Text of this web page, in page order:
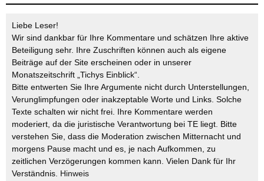
Liebe Leser!
Wir sind dankbar für Ihre Kommentare und schätzen Ihre aktive
Beteiligung sehr. Ihre Zuschriften können auch als eigene
Beiträge auf der Site erscheinen oder in unserer
Monatszeitschrift „Tichys Einblick“.
Bitte entwerten Sie Ihre Argumente nicht durch Unterstellungen,
Verunglimpfungen oder inakzeptable Worte und Links. Solche
Texte schalten wir nicht frei. Ihre Kommentare werden
moderiert, da die juristische Verantwortung bei TE liegt. Bitte
verstehen Sie, dass die Moderation zwischen Mitternacht und
morgens Pause macht und es, je nach Aufkommen, zu
zeitlichen Verzögerungen kommen kann. Vielen Dank für Ihr
Verständnis. Hinweis